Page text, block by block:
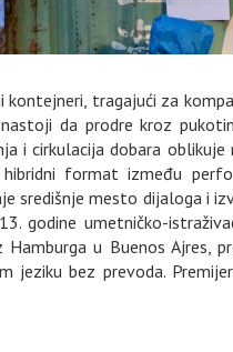
tragajući za
da prodre kroz
i cirkulacija dobara
hibridni format između
središnje mesto dijaloga i
godine umetničko-
u Buenos Ajres,
jeziku bez prevoda.